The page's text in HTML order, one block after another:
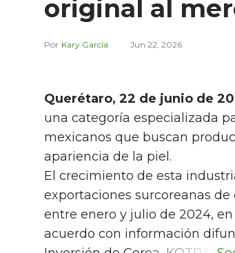
original al
Kary García Jun 22, 2026
Querétaro, 22 de junio de
una categoría especializada
mexicanos que buscan
apariencia de la piel.
El crecimiento de esta
exportaciones surcoreanas
entre enero y julio de 2024,
acuerdo con información